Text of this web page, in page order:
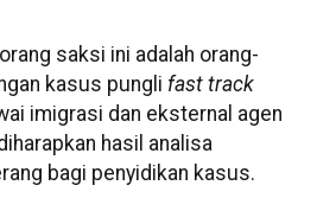
saksi ini adalah orang-
kasus pungli fast track
imigrasi dan eksternal agen
hasil analisa
bagi penyidikan kasus.